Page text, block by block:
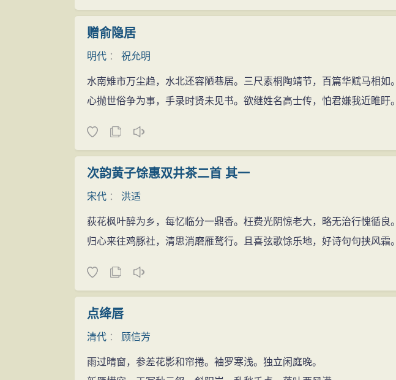
赠俞隐居
明代 ： 祝允明
水南雉市万尘趋，水北还容陋巷居。三尺素桐陶靖节，百篇华赋马相如。
心抛世俗争为事，手录时贤未见书。欲继姓名高士传，怕君嫌我近睢盱。
次韵黄子馀惠双井茶二首 其一
宋代 ： 洪适
荻花枫叶醉为乡，每忆临分一鼎香。枉费光阴惊老大，略无治行愧循良。
归心来往鸡豚社，清思消磨雁鹜行。且喜弦歌馀乐地，好诗句句挟风霜。
点绛唇
清代 ： 顾信芳
雨过晴窗，参差花影和帘捲。袖罗寒浅。独立闲庭晚。